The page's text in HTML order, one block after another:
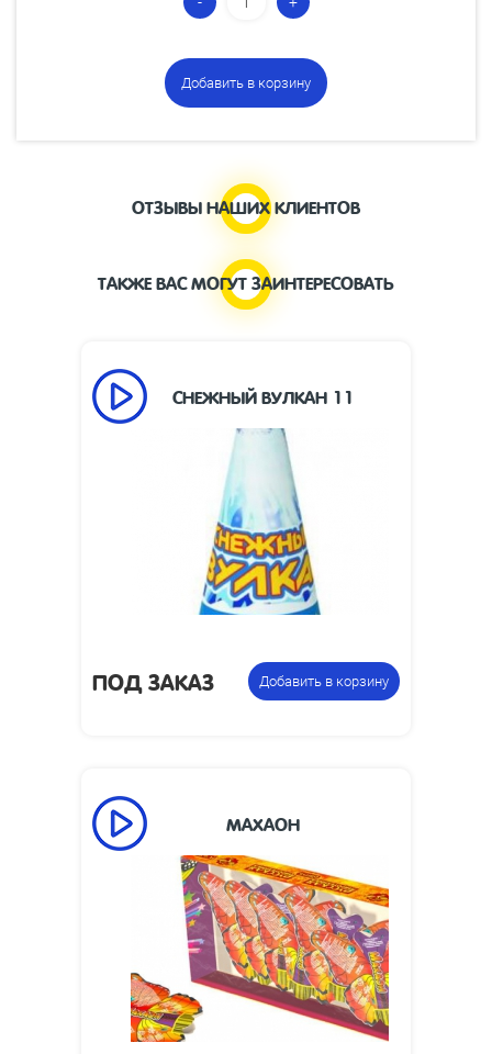
Добавить в корзину
ОТЗЫВЫ НАШИХ КЛИЕНТОВ
ТАКЖЕ ВАС МОГУТ ЗАИНТЕРЕСОВАТЬ
СНЕЖНЫЙ ВУЛКАН 11
Время работы, сек:
Высота пламени, м:
Размеры изделия,
280 х 94
Цена указана за
Фонтан
пиротехнический
ПОД ЗАКАЗ Добавить в корзину
МАХАОН
Время работы, сек:
20
Высота пламени, м:
0.3
Цена указана за
фасовку:
Упаковка из 6
фонтанов